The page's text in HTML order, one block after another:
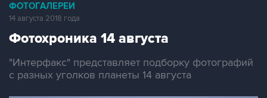
ФОТОГАЛЕРЕИ
14 августа 2018 года
Фотохроника 14 августа
"Интерфакс" представляет подборку фотографий
с разных уголков планеты 14 августа